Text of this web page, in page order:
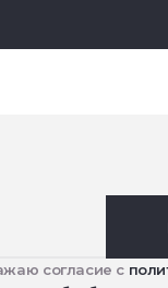
согласие с